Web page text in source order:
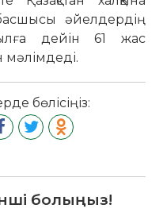
әйелдердің
дейін 61 жас
мәлімдеді.
бөлісіңіз:
болыңыз!